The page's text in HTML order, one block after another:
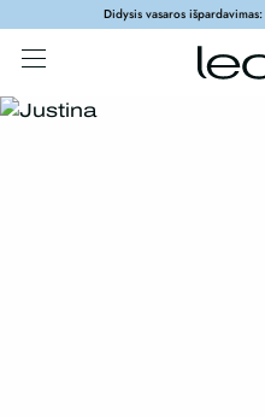
Didysis vasaros išpardavimas: